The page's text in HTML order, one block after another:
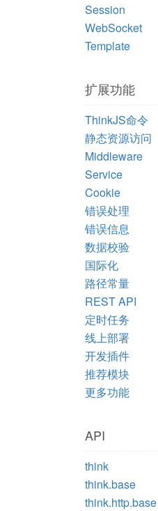
Session
WebSocket
Template
扩展功能
ThinkJS命令
静态资源访问
Middleware
Service
Cookie
错误处理
错误信息
数据校验
国际化
路径常量
REST API
定时任务
线上部署
开发插件
推荐模块
更多功能
API
think
think.base
think.http.base